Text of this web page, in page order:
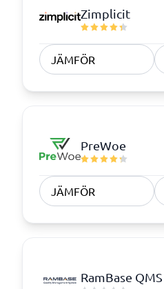
Zimplicit
JÄMFÖR
PreWoe
JÄMFÖR
RamBase QMS